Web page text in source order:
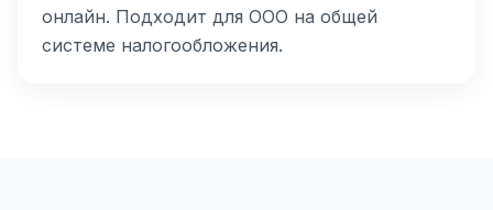
онлайн. Подходит для ООО на общей
системе налогообложения.